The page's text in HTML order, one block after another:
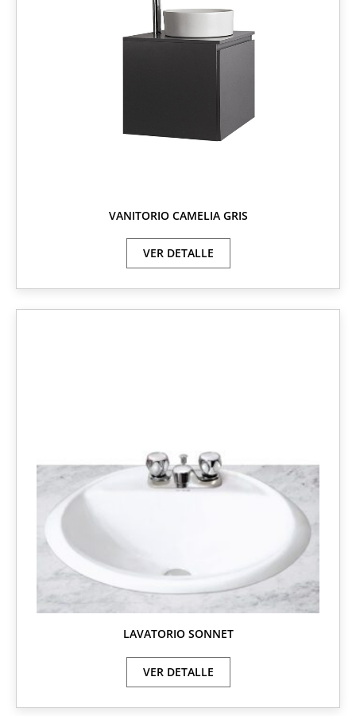
VANITORIO CAMELIA GRIS
VER DETALLE
LAVATORIO SONNET
VER DETALLE